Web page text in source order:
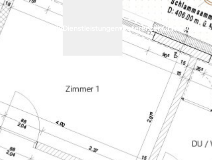
ArchifyDienstleistungen ReferenzenOnline Anfrage